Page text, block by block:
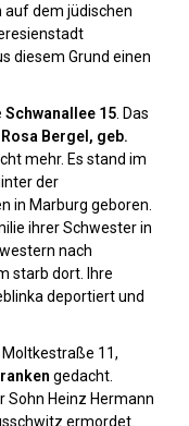
auf dem jüdischen
diesem Grund einen
Schwanallee 15 . Das
Bergel, geb.
mehr. Es stand im
der
in Marburg geboren.
ihrer Schwester in
nach
starb dort. Ihre
deportiert und
11,
gedacht.
Sohn Heinz Hermann
ermordet.